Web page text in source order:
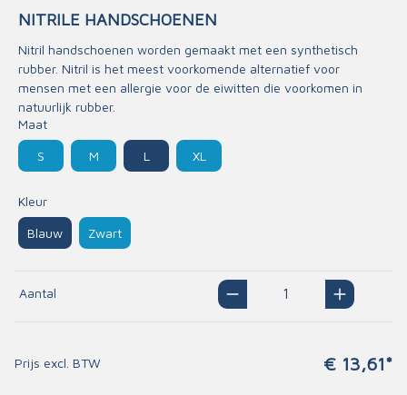
NITRILE HANDSCHOENEN
Nitril handschoenen worden gemaakt met een synthetisch
rubber. Nitril is het meest voorkomende alternatief voor
mensen met een allergie voor de eiwitten die voorkomen in
natuurlijk rubber.
Maat
S M L XL
Kleur
Blauw Zwart
Aantal
Prijs excl. BTW € 13,61*